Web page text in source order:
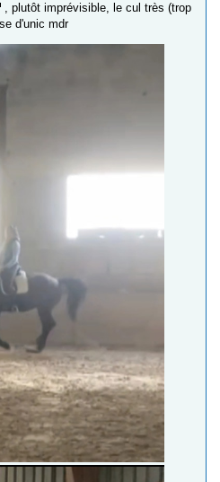
, plutôt imprévisible, le cul très (trop
d'unic mdr